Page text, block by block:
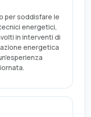
per soddisfare le
energetici,
in interventi di
energetica